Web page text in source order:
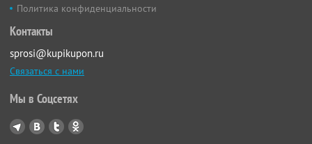
Политика конфиденциальности
Контакты
sprosi@kupikupon.ru
Связаться с нами
Мы в Соцсетях